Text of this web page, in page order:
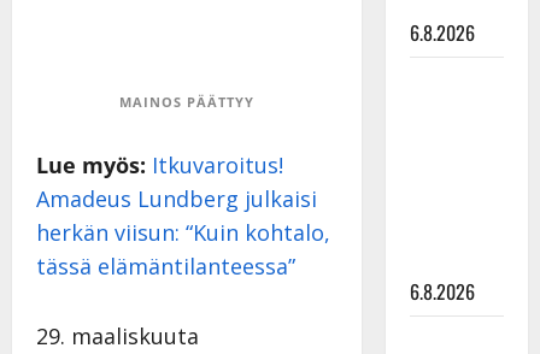
MAINOS PÄÄTTYY
Lue myös: Itkuvaroitus!
Amadeus Lundberg julkaisi
herkän viisun: “Kuin kohtalo,
tässä elämäntilanteessa”
29. maaliskuuta
6.8.2026
6.8.2026